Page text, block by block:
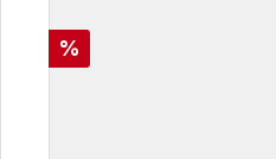
Descuento
%